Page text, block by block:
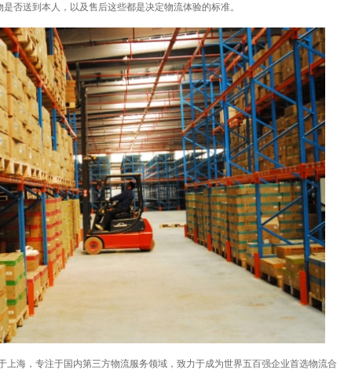
否送到本人，以及售后这些都是决定物流体验的标准。
海，专注于国内第三方物流服务领域，致力于成为世界五百强企业首选物流合